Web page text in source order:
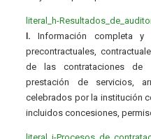
literal_h-
I. Información completa
precontractuales,
de las contrataciones de
prestación de servicios,
celebrados por la institución
incluidos concesiones,